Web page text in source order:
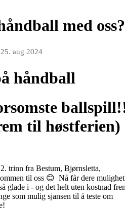
med oss?
25. aug 2024
håndball
til høstferien)
trinn fra Bestum, Bjørnsletta,
til oss 😊 Nå får dere mulighet
glade i - og det helt uten kostnad
som mulig sjansen til å teste om